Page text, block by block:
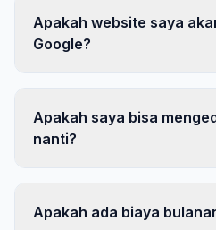
Apakah website saya
Google?
Apakah saya bisa
nanti?
Apakah ada biaya